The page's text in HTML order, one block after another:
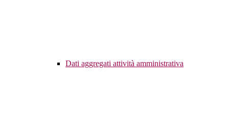
Dati aggregati attività amministrativa